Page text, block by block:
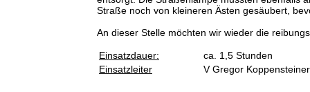
Straße noch von kleineren Ästen gesäubert,
An dieser Stelle möchten wir wieder die
Einsatzdauer:
ca. 1,5 Stunden
Einsatzleiter
V Gregor Koppensteiner